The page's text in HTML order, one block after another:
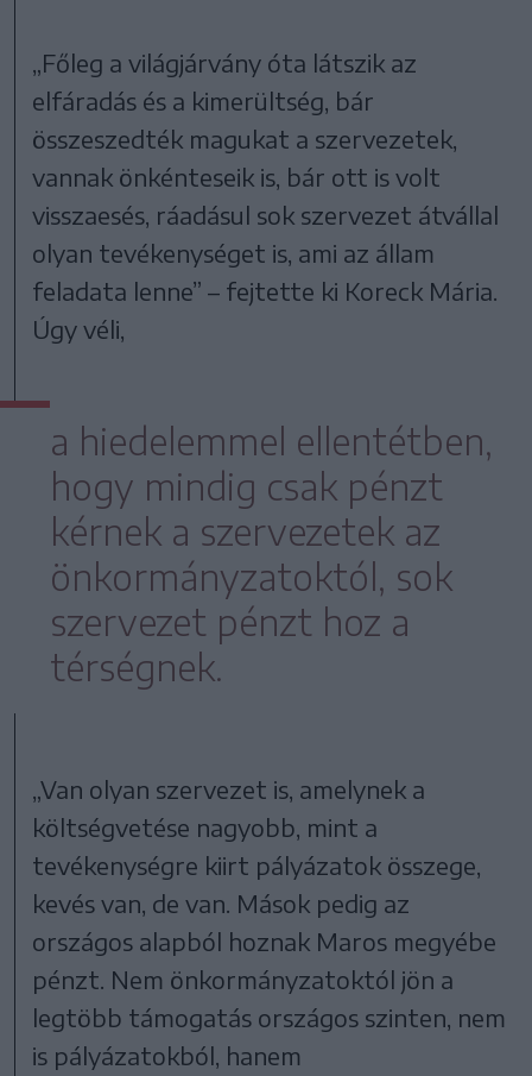
„Főleg a világjárvány óta látszik az
elfáradás és a kimerültség, bár
összeszedték magukat a szervezetek,
vannak önkénteseik is, bár ott is volt
visszaesés, ráadásul sok szervezet átvállal
olyan tevékenységet is, ami az állam
feladata lenne” – fejtette ki Koreck Mária.
Úgy véli,
a hiedelemmel ellentétben,
hogy mindig csak pénzt
kérnek a szervezetek az
önkormányzatoktól, sok
szervezet pénzt hoz a
térségnek.
„Van olyan szervezet is, amelynek a
költségvetése nagyobb, mint a
tevékenységre kiirt pályázatok összege,
kevés van, de van. Mások pedig az
országos alapból hoznak Maros megyébe
pénzt. Nem önkormányzatoktól jön a
legtöbb támogatás országos szinten, nem
is pályázatokból, hanem